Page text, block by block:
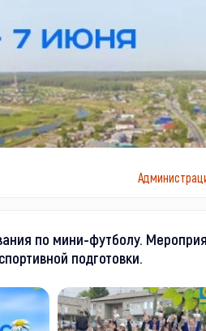
по мини-футболу.
подготовки.